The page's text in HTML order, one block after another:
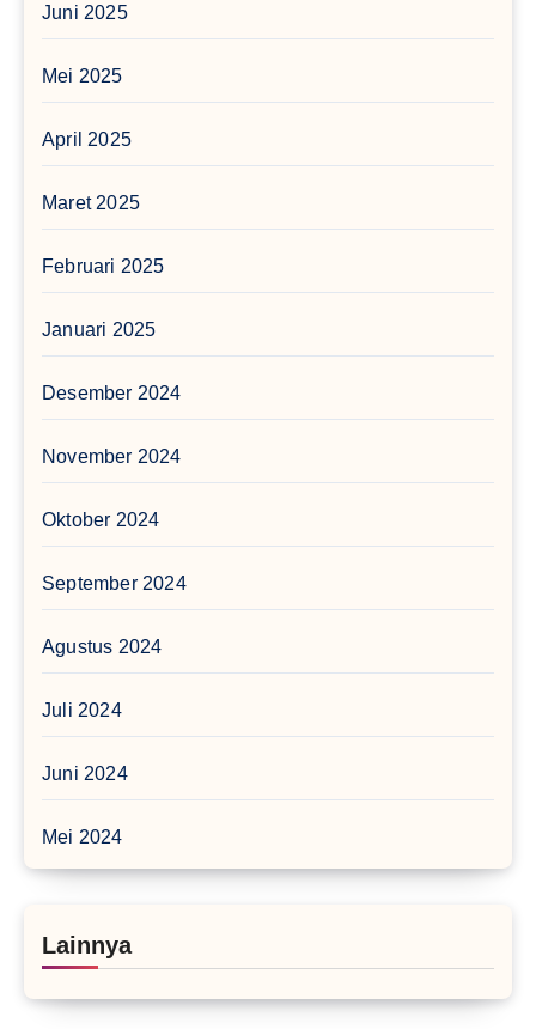
Juni 2025
Mei 2025
April 2025
Maret 2025
Februari 2025
Januari 2025
Desember 2024
November 2024
Oktober 2024
September 2024
Agustus 2024
Juli 2024
Juni 2024
Mei 2024
Lainnya